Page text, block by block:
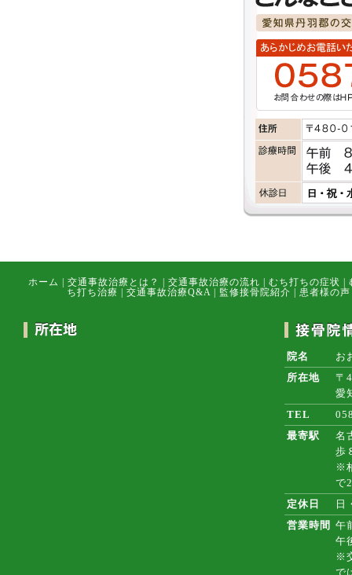
ホーム 交通事故治療とは？ 交通事故治療の流れ むち打ちの症状
ち打ち治療
交通事故治療Q&A 監修接骨院紹介 患者様の声
院名
お
所在地
〒
愛
TEL
最寄駅
名
歩
※
で
定休日
日
営業時間 午
午
※
で